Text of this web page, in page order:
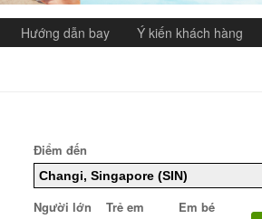
Hướng dẫn bay Ý kiến khách hàng
Điểm đến
Người lớn Trẻ em Em bé